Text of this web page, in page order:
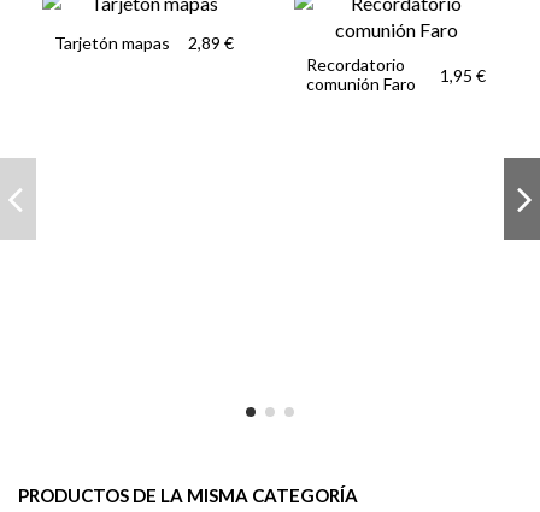
Tarjetón mapas
2,89 €
Recordatorio
comunión Faro
1,95 €
PRODUCTOS DE LA MISMA CATEGORÍA